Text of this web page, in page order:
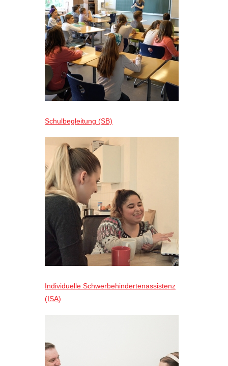
Schulbegleitung (SB)
Individuelle Schwerbehindertenassistenz
(ISA)